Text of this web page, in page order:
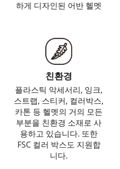
하게 디자인된 어반 헬멧
친환경
플라스틱 악세서리, 잉크,
스트랩, 스티커, 컬러박스,
카톤 등 헬멧의 거의 모든
부분을 친환경 소재로 사
용하고 있습니다. 또한
FSC 컬러 박스도 지원합
니다.